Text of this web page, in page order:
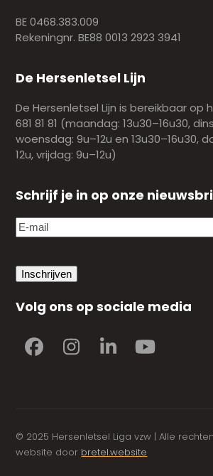
BE 0468.383.009
Rekeningnr. BE88 0013 2923 3941
De Hersenletsel Lijn
De Hersenletsel Lijn is bereikbaar op
681 81 81 (maandag: 13u30–16u30,
woensdag: 9u–12u en 13u30–16u30,
12u, vrijdag: 9u–12u)
Schrijf je in op onze
E-
mail(Vereist)
Volg ons op sociale media
Facebook
Instagram
LinkedInYouTube
© 2025 Hersenletsel Liga vzw | Alle
website door bretel.website